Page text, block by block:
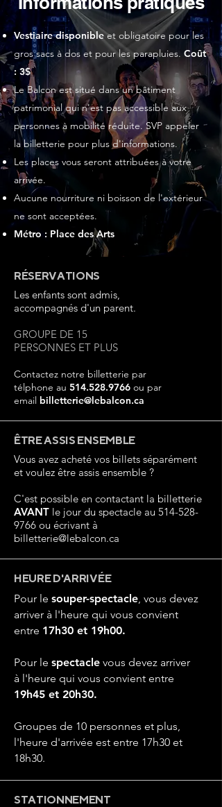
Vestiaire disponibleet obligatoire pour les
gros sacs à dos et pour les parapluies. Coût
: 3$
Le Balcon est situé dans un bâtiment
patrimonial qui n'est pas accessible aux
personnes à mobilité réduite. SVP appeler
la billetterie pour plus d'informations.
Les places vous seront attribuées à votre
arrivée.
Aucune nourriture ni boisson de l'extérieur
ne sont acceptées.
Métro : Place des Arts
RÉSERVATIONS
Les enfants sont admis,
accompagnés d'un parent.
GROUPE DE 15
PERSONNES ET PLUS
Contactez notre billetterie par
télphone au 514.528.9766 ou par
email billetterie@lebalcon.ca
ÊTRE ASSIS ENSEMBLE
Vous avez acheté vos billets séparément
et voulez être assis ensemble ?
C'est possible en contactant la billetterie
AVANT le jour du spectacle au 514-528-
9766 ou écrivant à
billetterie@lebalcon.ca
HEURE D'ARRIVÉE
Pour le souper-spectacle, vous devez
arriver à l'heure qui vous convient
entre 17h30 et 19h00.
Pour le spectacle vous devez arriver
à l'heure qui vous convient entre
19h45 et 20h30.
Groupes de 10 personnes et plus,
l'heure d'arrivée est entre 17h30 et
18h30.
STATIONNEMENT